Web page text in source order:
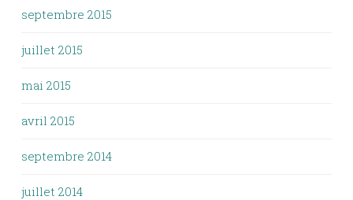
septembre 2015
juillet 2015
mai 2015
avril 2015
septembre 2014
juillet 2014